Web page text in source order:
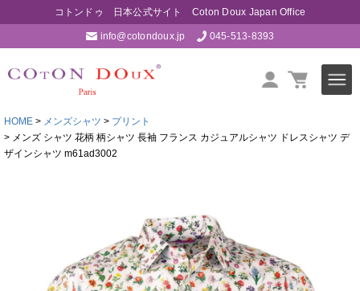
コトンドゥ 日本公式サイト Coton Doux Japan Office
info@cotondoux.jp 045-513-8393
HOME メンズシャツ
プリント
メンズ シャツ 花柄 柄シャツ 長袖 フランス カジュアルシャツ ドレスシャツ デ
ザインシャツ m61ad3002